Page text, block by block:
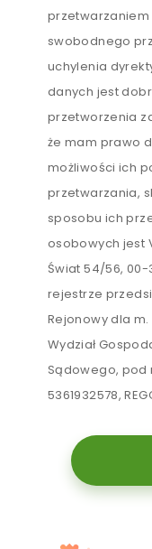
swobodnego
uchylenia
danych jest
przetworzenia
że mam prawo
możliwości ich
przetwarzania,
sposobu ich
osobowych jest
Świat 54/56,
rejestrze
Rejonowy dla
Wydział
Sądowego, pod
5361932578,